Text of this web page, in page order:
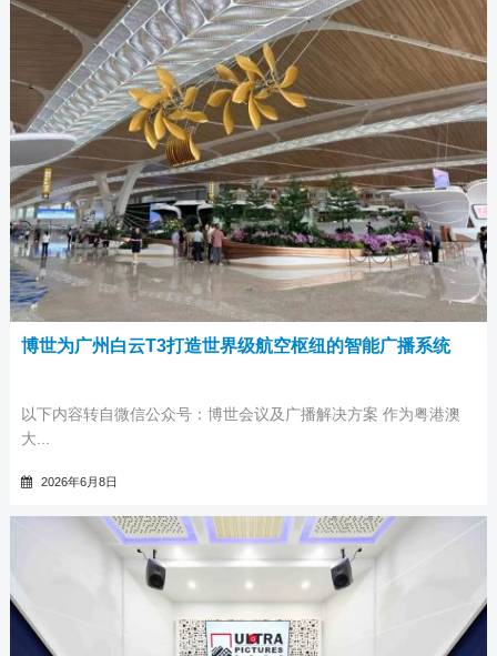
博世为广州白云T3打造世界级航空枢纽的智能广播系统
以下内容转自微信公众号：博世会议及广播解决方案 作为粤港澳
大...
2026年6月8日